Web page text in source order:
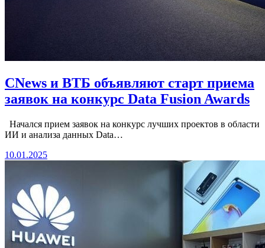
CNews и ВТБ объявляют старт приема
заявок на конкурс Data Fusion Awards
Начался прием заявок на конкурс лучших проектов в области
ИИ и анализа данных Data…
10.01.2025